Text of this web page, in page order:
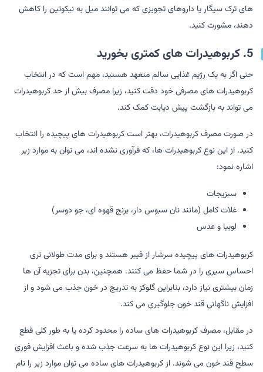
های ترک سیگار یا داروهای تجویزی که می توانند میل به نیکوتین را کاهش
دهند، مشورت کنید.
5. کربوهیدرات های کمتری بخورید
حتی اگر به یک رژیم غذایی سالم متعهد هستید، مهم است که در انتخاب
کربوهیدرات های مصرفی خود دقت کنید، زیرا مصرف بیش از حد کربوهیدرات
می تواند به بازگشت پیش دیابت کمک کند.
در صورت مصرف کربوهیدرات، بهتر است کربوهیدرات های پیچیده را انتخاب
کنید. از این نوع کربوهیدرات ها، که فرآوری نشده اند، می توان به موارد زیر
اشاره نمود:
سبزیجات
غلات کامل (مانند نان سبوس دار، برنج قهوه ای، جو دوسر)
لوبیا و عدس
کربوهیدرات های پیچیده سرشار از فیبر هستند و برای مدت طولانی تری
احساس سیری را در شما حفظ می کنند. همچنین، بدن برای تجزیه آن ها
زمان بیشتری نیاز دارد، بنابراین گلوکز به تدریج در خون جذب می شود و از
افزایش ناگهانی قند خون جلوگیری می کند.
در مقابل، مصرف کربوهیدرات های ساده را محدود کرده یا به طور کلی قطع
کنید، زیرا این نوع کربوهیدرات ها به سرعت جذب شده و باعث افزایش فوری
سطح قند خون می شوند. از کربوهیدرات های ساده می توان موارد زیر را نام